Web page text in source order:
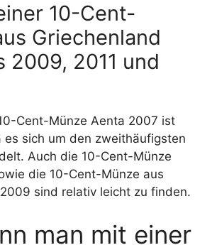
10-Cent-
Griechenland
2009, 2011 und
Cent-Münze Aenta 2007 ist
es sich um den zweithäufigsten
Auch die 10-Cent-Münze
die 10-Cent-Münze aus
sind relativ leicht zu finden.
man mit einer